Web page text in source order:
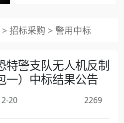
> 招标采购 > 警用中标
特警支队无人机反制
一）中标结果公告
20 2269